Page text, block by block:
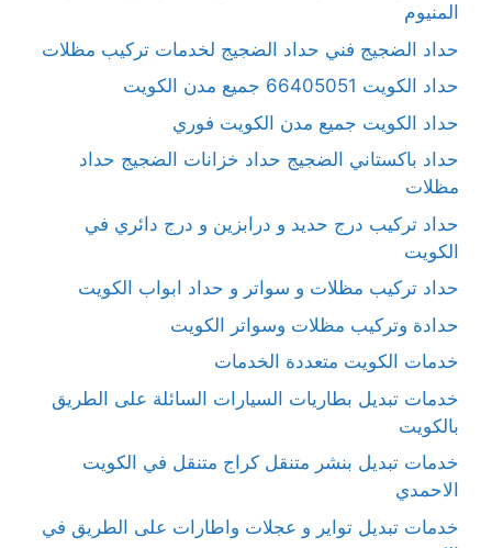
المنيوم
حداد الضجيج فني حداد الضجيج لخدمات تركيب مظلات
حداد الكويت 66405051 جميع مدن الكويت
حداد الكويت جميع مدن الكويت فوري
حداد باكستاني الضجيج حداد خزانات الضجيج حداد
مظلات
حداد تركيب درج حديد و درابزين و درج دائري في
الكويت
حداد تركيب مظلات و سواتر و حداد ابواب الكويت
حدادة وتركيب مظلات وسواتر الكويت
خدمات الكويت متعددة الخدمات
خدمات تبديل بطاريات السيارات السائلة على الطريق
بالكويت
خدمات تبديل بنشر متنقل كراج متنقل في الكويت
الاحمدي
خدمات تبديل تواير و عجلات واطارات على الطريق في